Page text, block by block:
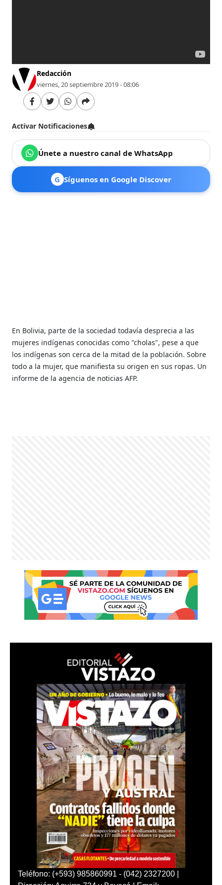
Redacción
viernes, 20 septiembre 2019 - 08:06
Activar Notificaciones
Únete a nuestro canal de WhatsApp
G Síguenos en Google Discover
En Bolivia, parte de la sociedad todavía desprecia a las
mujeres indígenas conocidas como "cholas", pese a que
los indígenas son cerca de la mitad de la población. Sobre
todo a la mujer, que manifiesta su origen en sus ropas. Un
informe de la agencia de noticias AFP.
Teléfono: (+593) 985860991 - (042) 2327200 |